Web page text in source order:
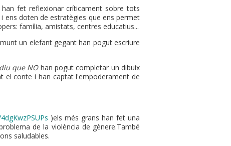
fet reflexionar críticament sobre tots
ens doten de estratègies que ens permet
família, amistats, centres educatius...
un elefant gegant han pogut escriure
que NO han pogut completar un dibuix
el conte i han captat l'empoderament de
)els més grans han fet una
de la violència de gènere.També
saludables.